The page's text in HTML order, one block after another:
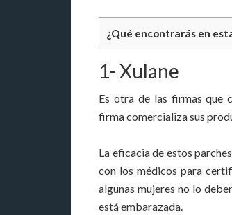
¿Qué encontrarás en
1- Xulane
Es otra de las firmas que
firma comercializa sus
La eficacia de estos
con los médicos para
algunas mujeres no lo
está embarazada.